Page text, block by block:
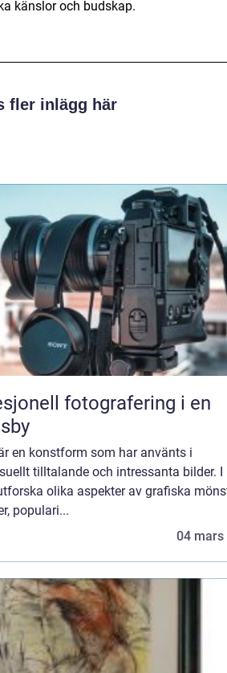
känslor och budskap.
fler inlägg här
en konstform som har använts i
tilltalande och intressanta bilder. I
olika aspekter av grafiska
populari...
04 mars